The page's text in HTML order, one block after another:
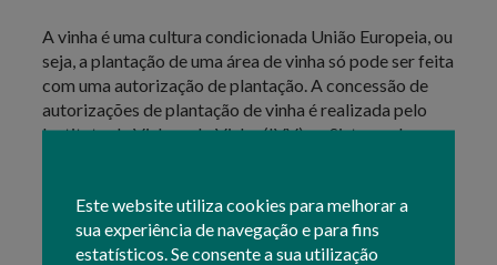
Este website utiliza cookies para melhorar a
sua experiência de navegação e para fins
estatísticos. Se consente a sua utilização
A vinha é uma cultura condicionada União Europeia, ou
seja, a plantação de uma área de vinha só pode ser feita
com uma autorização de plantação. A concessão de
autorizações de plantação de vinha é realizada pelo
Instituto da Vinha e do Vinho (IVV) no Sistema de
nacional e comunitária para as replantações de vinha e
a emissão de novas autorizações de plantação.